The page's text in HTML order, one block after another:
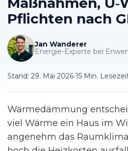
Pflichten nach
Jan Wanderer
Energie-Experte bei
Stand: 29. Mai 2026•15 Min.
Wärmedämmung
viel Wärme ein Haus im
angenehm das